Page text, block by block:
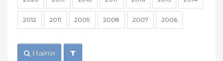
2012 2011 2009 2008 2007 2006
Найти